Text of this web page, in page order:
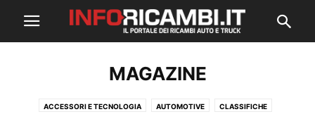
MAGAZINE
ACCESSORI E TECNOLOGIA AUTOMOTIVE CLASSIFICHE